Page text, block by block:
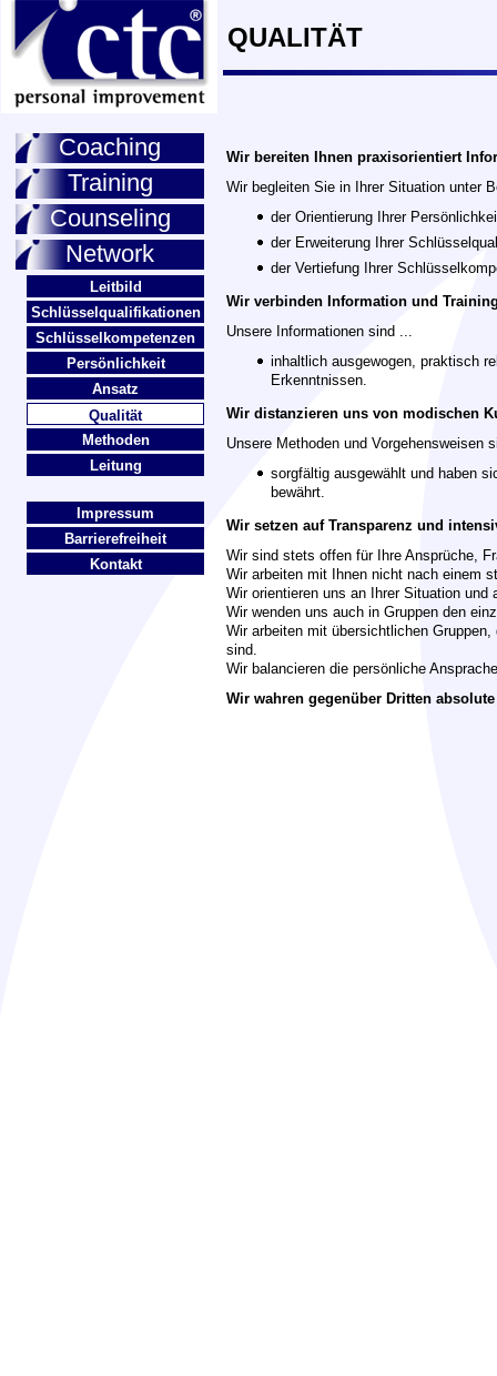
QUALITÄT
Coaching
Training
Counseling
Network
Leitbild
Schlüsselqualifikationen
Schlüsselkompetenzen
Persönlichkeit
Ansatz
Qualität
Methoden
Leitung
Impressum
Barrierefreiheit
Kontakt
Wir bereiten Ihnen praxisorientiert
Wir begleiten Sie in Ihrer Situation unter
der Orientierung Ihrer
der Erweiterung Ihrer
der Vertiefung Ihrer
Wir verbinden Information und
Unsere Informationen sind ...
inhaltlich ausgewogen, praktisch
Erkenntnissen.
Wir distanzieren uns von modischen
Unsere Methoden und Vorgehensweisen
sorgfältig ausgewählt und haben
bewährt.
Wir setzen auf Transparenz und
Wir sind stets offen für Ihre Ansprüche,
Wir arbeiten mit Ihnen nicht nach einem
Wir orientieren uns an Ihrer Situation und
Wir wenden uns auch in Gruppen den
Wir arbeiten mit übersichtlichen
sind.
Wir balancieren die persönliche
Wir wahren gegenüber Dritten